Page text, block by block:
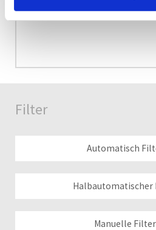
Filter
Automatisch
Halbautomatischer
Manuelle Filter